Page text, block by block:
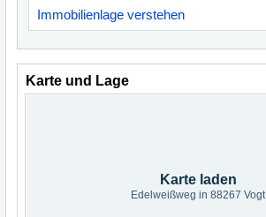
Immobilienlage verstehen
Karte und Lage
Karte laden
Edelweißweg in 88267 Vogt